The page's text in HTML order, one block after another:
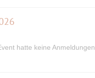
hatte keine Anmeldungen